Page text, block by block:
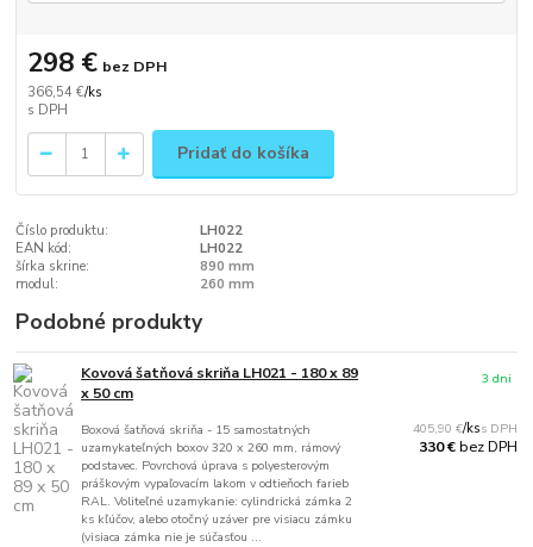
366,54 €/ks
298 € bez DPH
Pridať do košíka
Číslo produktu:
LH022
EAN kód:
LH022
šírka skrine:
890 mm
modul:
260 mm
Podobné produkty
Kovová šatňová skriňa LH021 - 180 x 89
x 50 cm
Boxová šatňová skriňa - 15 samostatných
uzamykateľných boxov 320 x 260 mm, rámový
podstavec. Povrchová úprava s polyesterovým
práškovým vypaľovacím lakom v odtieňoch farieb
RAL. Voliteľné uzamykanie: cylindrická zámka 2
ks kľúčov, alebo otočný uzáver pre visiacu zámku
(visiaca zámka nie je súčasťou ...
405,90 €/ks
330 €bez DPH
3 dni